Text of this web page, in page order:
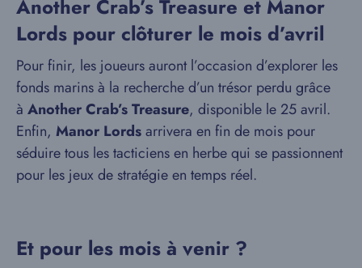
Another Crab’s Treasure et Manor
Lords pour clôturer le mois d’avril
Pour finir, les joueurs auront l’occasion d’explorer les
fonds marins à la recherche d’un trésor perdu grâce
à Another Crab’s Treasure, disponible le 25 avril.
Enfin, Manor Lordsarrivera en fin de mois pour
séduire tous les tacticiens en herbe qui se passionnent
pour les jeux de stratégie en temps réel.
Et pour les mois à venir ?